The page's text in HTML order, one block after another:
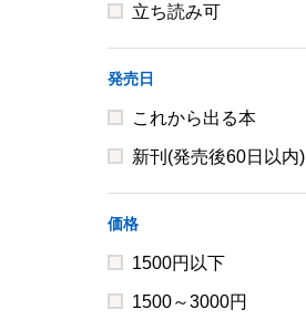
立ち読み可
発売日
これから出る本
新刊(発売後60日以内)
価格
1500円以下
1500～3000円